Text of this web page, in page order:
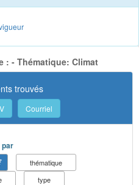
: - Thématique: Climat
trouvés
Courriel
par
thématique
type